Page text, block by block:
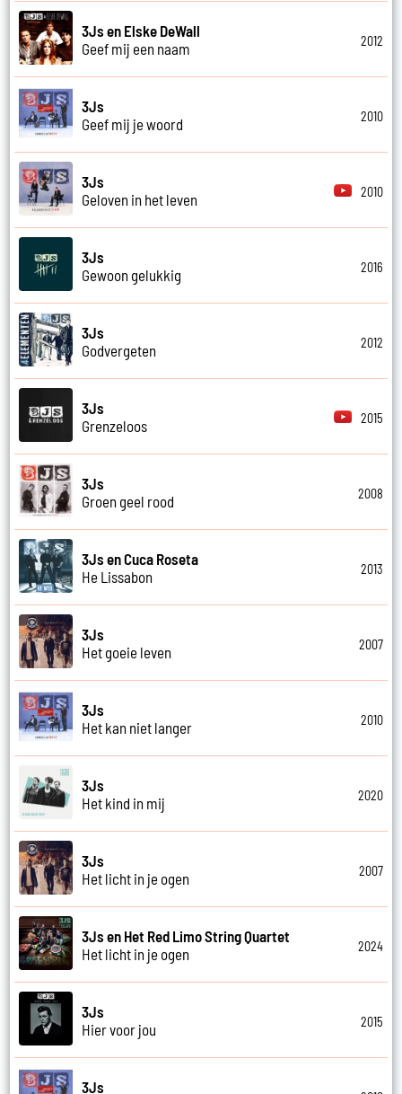
3Js en Elske DeWall
Geef mij een naam
2012
3Js
Geef mij je woord
2010
3Js
Geloven in het leven
2010
3Js
Gewoon gelukkig
2016
3Js
Godvergeten
2012
3Js
Grenzeloos
2015
3Js
Groen geel rood
2008
3Js en Cuca Roseta
He Lissabon
2013
3Js
Het goeie leven
2007
3Js
Het kan niet langer
2010
3Js
Het kind in mij
2020
3Js
Het licht in je ogen
2007
3Js en Het Red Limo String Quartet
Het licht in je ogen
2024
3Js
Hier voor jou
2015
3Js